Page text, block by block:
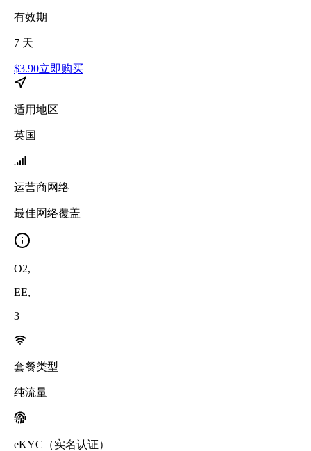
有效期
7 天
$3.90立即购买
适用地区
英国
运营商网络
最佳网络覆盖
O2,
EE,
3
套餐类型
纯流量
eKYC（实名认证）